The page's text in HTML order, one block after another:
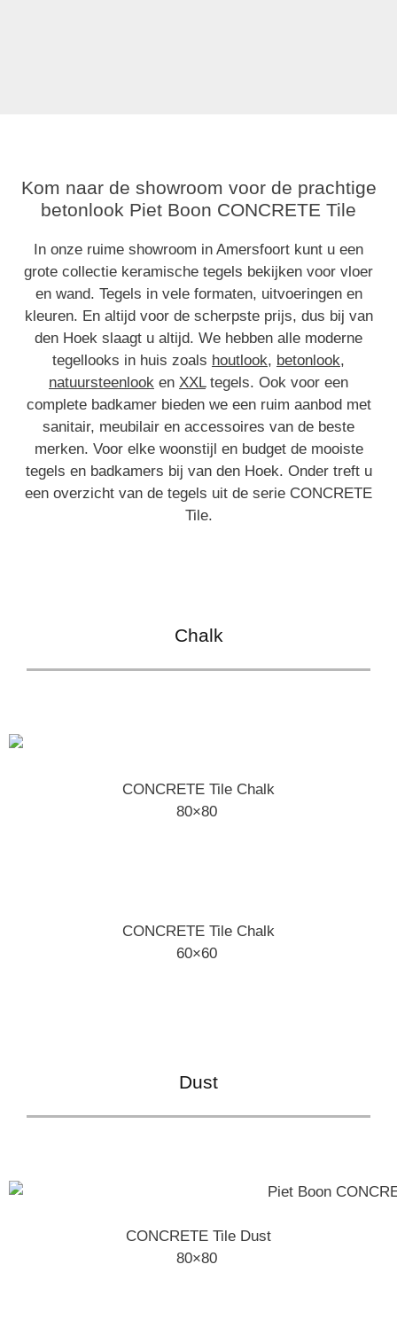
Kom naar de showroom voor de prachtige
betonlook Piet Boon CONCRETE Tile
In onze ruime showroom in Amersfoort kunt u een
grote collectie keramische tegels bekijken voor vloer
en wand. Tegels in vele formaten, uitvoeringen en
kleuren. En altijd voor de scherpste prijs, dus bij van
den Hoek slaagt u altijd. We hebben alle moderne
tegellooks in huis zoals houtlook, betonlook,
natuursteenlook en XXLtegels. Ook voor een
complete badkamer bieden we een ruim aanbod met
sanitair, meubilair en accessoires van de beste
merken. Voor elke woonstijl en budget de mooiste
tegels en badkamers bij van den Hoek. Onder treft u
een overzicht van de tegels uit de serie CONCRETE
Tile.
Chalk
CONCRETE Tile Chalk
80×80
CONCRETE Tile Chalk
60×60
Dust
CONCRETE Tile Dust
80×80